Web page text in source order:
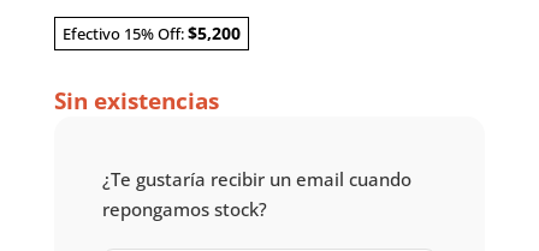
Efectivo 15% Off:$5,200
Sin existencias
¿Te gustaría recibir un email cuando
repongamos stock?